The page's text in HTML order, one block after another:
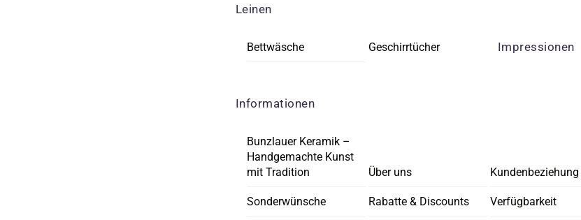
Leinen
Bettwäsche Geschirrtücher Impressionen
Informationen
Bunzlauer Keramik –
Handgemachte Kunst
mit Tradition
Über uns Kundenbeziehung
Sonderwünsche Rabatte & Discounts Verfügbarkeit